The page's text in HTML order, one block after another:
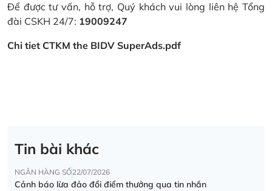
Để được tư vấn, hỗ trợ, Quý khách vui lòng liên hệ Tổng
đài CSKH 24/7: 19009247
Chi tiet CTKM the BIDV SuperAds.pdf
Tin bài khác
NGÂN HÀNG SỐ22/07/2026
Cảnh báo lừa đảo đổi điểm thưởng qua tin nhắn